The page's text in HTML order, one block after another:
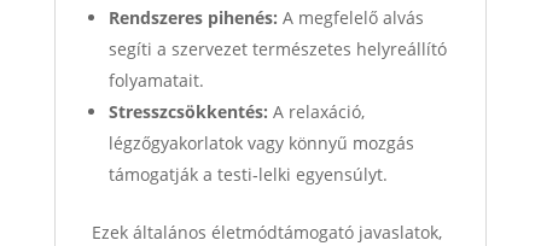
Rendszeres pihenés: A megfelelő alvás
segíti a szervezet természetes helyreállító
folyamatait.
Stresszcsökkentés: A relaxáció,
légzőgyakorlatok vagy könnyű mozgás
támogatják a testi‑lelki egyensúlyt.
Ezek általános életmódtámogató javaslatok,